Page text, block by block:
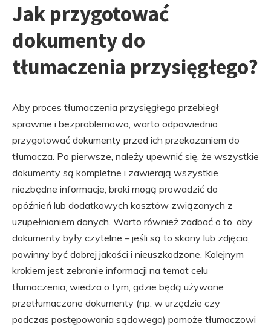
Jak przygotować
dokumenty do
tłumaczenia przysięgłego?
Aby proces tłumaczenia przysięgłego przebiegł
sprawnie i bezproblemowo, warto odpowiednio
przygotować dokumenty przed ich przekazaniem do
tłumacza. Po pierwsze, należy upewnić się, że wszystkie
dokumenty są kompletne i zawierają wszystkie
niezbędne informacje; braki mogą prowadzić do
opóźnień lub dodatkowych kosztów związanych z
uzupełnianiem danych. Warto również zadbać o to, aby
dokumenty były czytelne – jeśli są to skany lub zdjęcia,
powinny być dobrej jakości i nieuszkodzone. Kolejnym
krokiem jest zebranie informacji na temat celu
tłumaczenia; wiedza o tym, gdzie będą używane
przetłumaczone dokumenty (np. w urzędzie czy
podczas postępowania sądowego) pomoże tłumaczowi